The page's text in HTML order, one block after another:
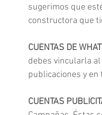
sugerimos que
constructora que
CUENTAS DE
debes vincularla
publicaciones y en
CUENTAS